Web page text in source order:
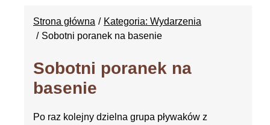
Strona główna
Kategoria: Wydarzenia
Sobotni poranek na basenie
Sobotni poranek na
basenie
Po raz kolejny dzielna grupa pływaków z